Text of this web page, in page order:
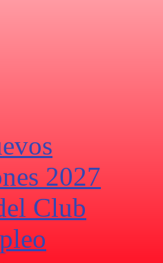
2027
Club